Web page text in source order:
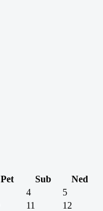
Pet Sub
Ned
4
5
11
12